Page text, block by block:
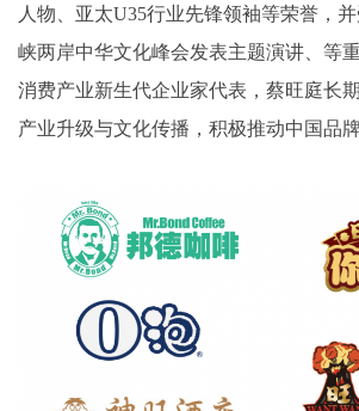
人物、亚太U35行业先锋领袖等荣誉，
峡两岸中华文化峰会发表主题演讲、等
消费产业新生代企业家代表，蔡旺庭长
产业升级与文化传播，积极推动中国品牌